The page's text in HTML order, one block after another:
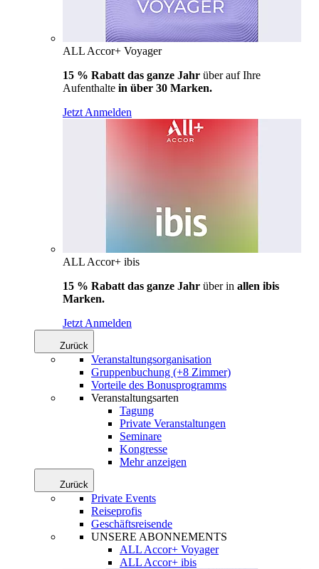
ALL Accor+ Voyager
15 % Rabatt das ganze Jahr über auf Ihre
Aufenthalte in über 30 Marken.
Jetzt Anmelden
ALL Accor+ ibis
15 % Rabatt das ganze Jahr über in allen ibis
Marken.
Jetzt Anmelden
Zurück
Veranstaltungsorganisation
Gruppenbuchung (+8 Zimmer)
Vorteile des Bonusprogramms
Veranstaltungsarten
Tagung
Private Veranstaltungen
Seminare
Kongresse
Mehr anzeigen
Zurück
Private Events
Reiseprofis
Geschäftsreisende
UNSERE ABONNEMENTS
ALL Accor+ Voyager
ALL Accor+ ibis